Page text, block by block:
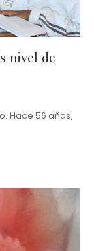
nivel de
Hace 56 años,